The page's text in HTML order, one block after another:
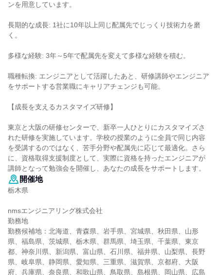
ンを用意しています。
長期的な成長: 1社に10年以上同じ配属先でじっくり技術力を磨
く。
多様な経験: 3年～5年で配属先を変えて多様な経験を積む。
職種転換: エンジニアとして活躍したあと、研修講師やエンジニア
をサポートする営業職にキャリアチェンジも可能。
【成長を支えるカスタマイズ研修】
東京と大阪の研修センターで、新卒一人ひとりにカスタマイズさ
れた研修を実施しています。学校の授業のように全員で同じ内容
を受講するのではなく、苦手分野や配属先に応じて最適化。さら
に、資格取得支援制度として、実際に資格を持ったエンジニアが
講師となって勉強会を開催し、あなたの成長をサポートします。
開催地
栃木県
nmsエンジニアリング株式会社
勤務地
勤務候補地：北海道、青森県、岩手県、宮城県、秋田県、山形
県、福島県、茨城県、栃木県、群馬県、埼玉県、千葉県、東京
都、神奈川県、新潟県、富山県、石川県、福井県、山梨県、長野
県、岐阜県、静岡県、愛知県、三重県、滋賀県、京都府、大阪
府、兵庫県、奈良県、和歌山県、鳥取県、島根県、岡山県、広島